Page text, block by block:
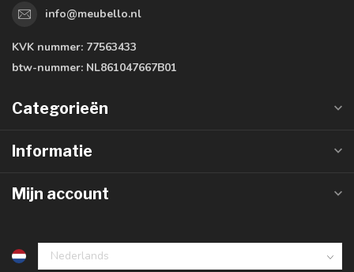
info@meubello.nl
KVK nummer: 77563433
btw-nummer: NL861047667B01
Categorieën
Informatie
Mijn account